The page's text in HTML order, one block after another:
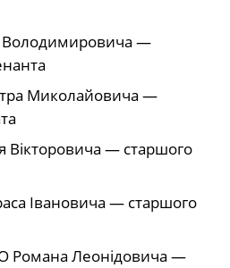
Володимировича —
Миколайовича —
Вікторовича — старшого
Івановича — старшого
Романа Леонідовича —